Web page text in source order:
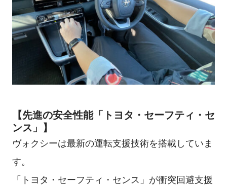
【先進の安全性能「トヨタ・セーフティ・セ
ンス」】
ヴォクシーは最新の運転支援技術を搭載していま
す。
「トヨタ・セーフティ・センス」が衝突回避支援